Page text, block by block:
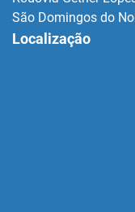
São Domingos do
Localização